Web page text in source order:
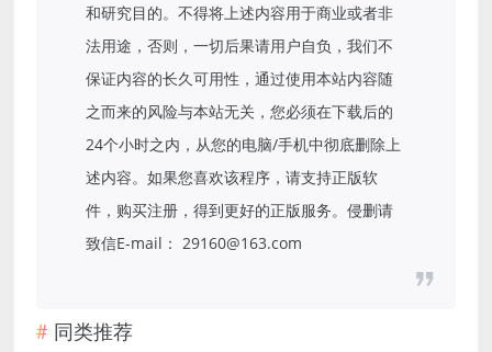
和研究目的。不得将上述内容用于商业或者非
法用途，否则，一切后果请用户自负，我们不
保证内容的长久可用性，通过使用本站内容随
之而来的风险与本站无关，您必须在下载后的
24个小时之内，从您的电脑/手机中彻底删除上
述内容。如果您喜欢该程序，请支持正版软
件，购买注册，得到更好的正版服务。侵删请
致信E-mail： 29160@163.com
同类推荐